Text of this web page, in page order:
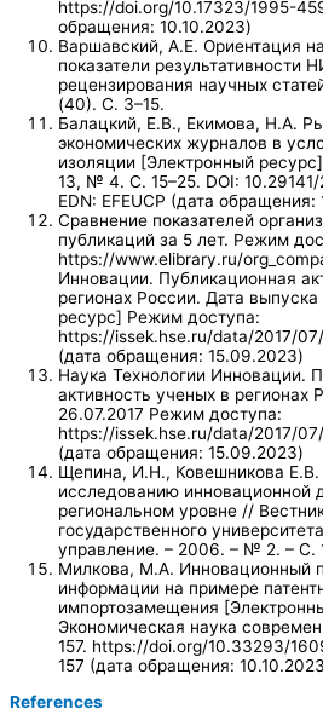
https://doi.org/10.17323/1995-
обращения: 10.10.2023)
Варшавский, А.Е. Ориентация
показатели результативности
рецензирования научных
(40). С. 3–15.
Балацкий, Е.В., Екимова, Н.А.
экономических журналов в
изоляции [Электронный
13, № 4. С. 15–25. DOI:
EDN: EFEUCP (дата обращения:
Сравнение показателей
публикаций за 5 лет. Режим
https://www.elibrary.ru/
Инновации. Публикационная
регионах России. Дата
ресурс] Режим доступа:
https://issek.hse.ru/data/2017/
(дата обращения: 15.09.2023)
Наука Технологии Инновации.
активность ученых в регионах
26.07.2017 Режим доступа:
https://issek.hse.ru/data/2017/
(дата обращения: 15.09.2023)
Щепина, И.Н., Ковешникова
исследованию инновационной
региональном уровне //
государственного
управление. – 2006. – № 2. – С.
Милкова, М.А. Инновационный
информации на примере
импортозамещения
Экономическая наука
157. https://doi.org/10.33293/
157 (дата обращения:
References